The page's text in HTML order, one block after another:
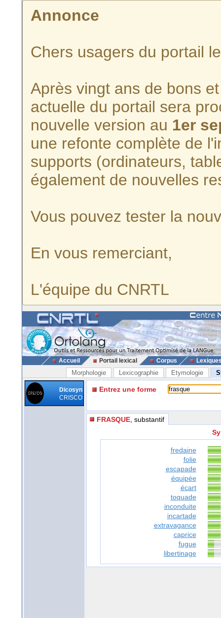
Annonce
Chers usagers du portail
Après vingt ans de bons
actuelle du portail sera
nouvelle version au 1er
une refonte complète de
supports (ordinateurs,
également de nouvelles
Vous pouvez tester la
En vous remerciant,
L'équipe du CNRTL
Accueil Portail lexical Corpus
Morphologie Lexicographie Etymologie
Dicosyn
CRISCO
Entrez une forme
FRASQUE , substantif
fredaine
folie
escapade
équipée
écart
toquade
inconduite
incartade
extravagance
caprice
fugue
libertinage